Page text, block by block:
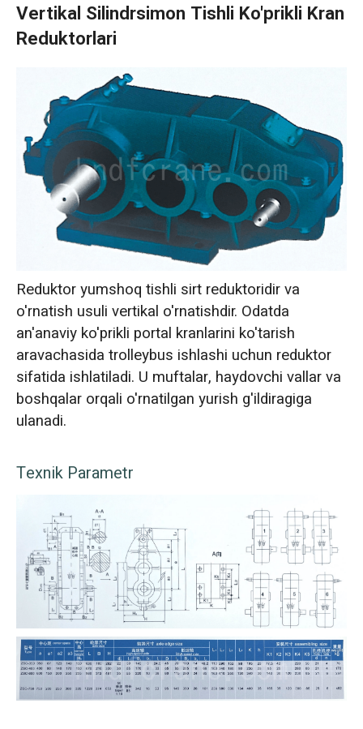
Vertikal Silindrsimon Tishli Ko'prikli Kran
Reduktorlari
Reduktor yumshoq tishli sirt reduktoridir va
o'rnatish usuli vertikal o'rnatishdir. Odatda
an'anaviy ko'prikli portal kranlarini ko'tarish
aravachasida trolleybus ishlashi uchun reduktor
sifatida ishlatiladi. U muftalar, haydovchi vallar va
boshqalar orqali o'rnatilgan yurish g'ildiragiga
ulanadi.
Texnik Parametr